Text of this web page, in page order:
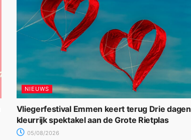
NIEUWS
Vliegerfestival Emmen keert terug Drie dagen
kleurrijk spektakel aan de Grote Rietplas
05/08/2026